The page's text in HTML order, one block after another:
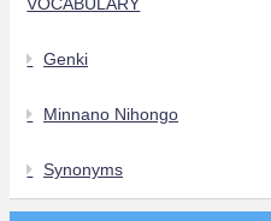
VOCABULARY
Genki
Minnano Nihongo
Synonyms